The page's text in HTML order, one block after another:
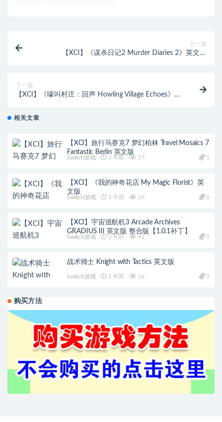
上一篇
【XCI】《谋杀日记2 Murder Diaries 2》英文版
下一篇
【XCI】《嚎叫村庄：回声 Howling Village Echoes》英
相关文章
【XCI】旅行马赛克7 梦幻柏林 Travel Mosaics 7
Fantastic Berlin 英文版
Switch游戏 3 年前 57 5
【XCI】《我的神奇花店 My Magic Florist》英
文版
Switch游戏 3 年前 19 5
【XCI】宇宙巡航机3 Arcade Archives
GRADIUS III 英文版 整合版【1.0.1补丁】
Switch游戏 3 年前 41 5
战术骑士 Knight with Tactics 英文版
Switch游戏 3 年前 36 5
购买方法